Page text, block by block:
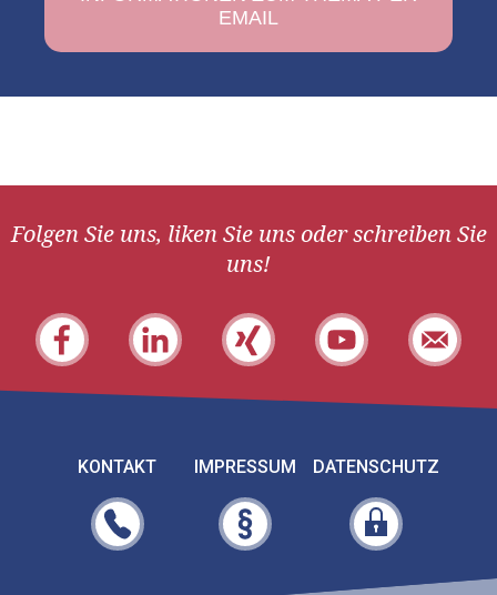
Folgen Sie uns, liken Sie uns oder schreiben Sie
uns!
KONTAKT IMPRESSUM DATENSCHUTZ